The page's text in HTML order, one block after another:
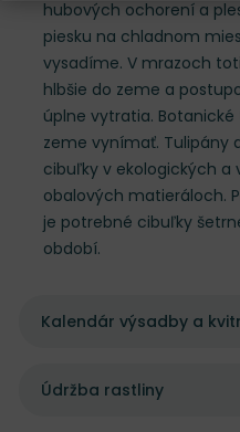
hubových ochorení a
piesku na chladnom
vysadíme. V mrazoch
hlbšie do zeme a
úplne vytratia.
zeme vynímať. Tulipány
cibuľky v ekologických a
obalových matieráloch.
je potrebné cibuľky
období.
Kalendár výsadby a
Údržba rastliny